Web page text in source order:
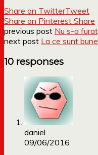
Share on TwitterTweet
Share on Pinterest Share
previous post Nu s-a
next post La ce sunt
10 responses
daniel
09/06/2016